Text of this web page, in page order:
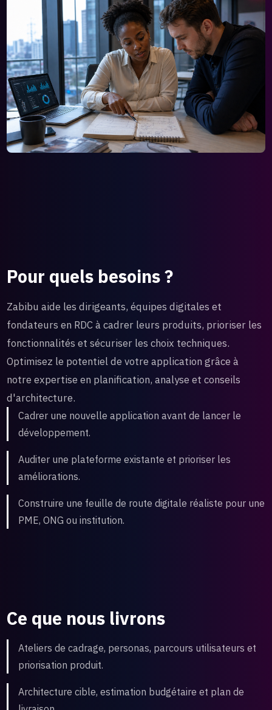
Pour quels besoins ?
Zabibu aide les dirigeants, équipes digitales et
fondateurs en RDC à cadrer leurs produits, prioriser les
fonctionnalités et sécuriser les choix techniques.
Optimisez le potentiel de votre application grâce à
notre expertise en planification, analyse et conseils
d'architecture.
Cadrer une nouvelle application avant de lancer le
développement.
Auditer une plateforme existante et prioriser les
améliorations.
Construire une feuille de route digitale réaliste pour une
PME, ONG ou institution.
Ce que nous livrons
Ateliers de cadrage, personas, parcours utilisateurs et
priorisation produit.
Architecture cible, estimation budgétaire et plan de